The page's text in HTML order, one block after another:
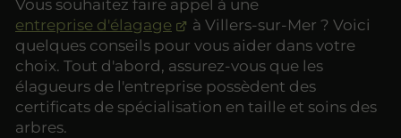
Vous souhaitez faire appel à une
entreprise d'élagage
à Villers-sur-Mer ? Voici
quelques conseils pour vous aider dans votre
choix. Tout d'abord, assurez-vous que les
élagueurs de l'entreprise possèdent des
certificats de spécialisation en taille et soins des
arbres.